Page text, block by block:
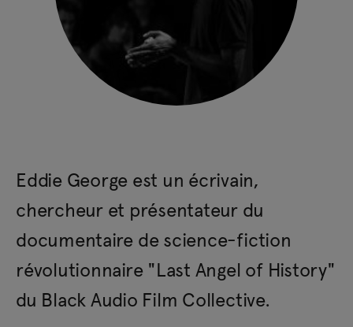
Eddie George est un écrivain,
chercheur et présentateur du
documentaire de science-fiction
révolutionnaire "Last Angel of History"
du Black Audio Film Collective.